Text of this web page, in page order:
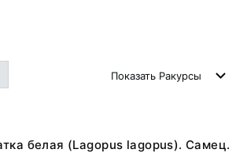
Показать Ракурсы
белая (Lagopus lagopus). Самец.